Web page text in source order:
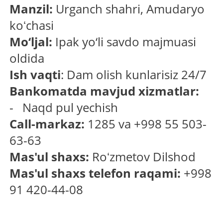
Manzil: Urganch shahri, Amudaryo
koʻchasi
Mo‘ljal: Ipak yo‘li savdo majmuasi
oldida
Ish vaqti: Dam olish kunlarisiz 24/7
Bankomatda mavjud xizmatlar:
- Naqd pul yechish
Call-markaz: 1285 va +998 55 503-
63-63
Mas'ul shaxs: Roʻzmetov Dilshod
Mas'ul shaxs telefon raqami: +998
91 420-44-08